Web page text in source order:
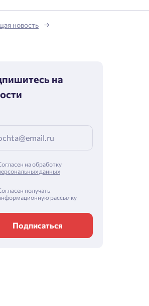
новость
на
на обработку
данных
получать
рассылку
Подписаться